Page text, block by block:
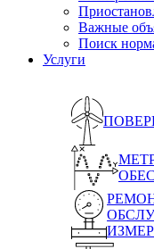
Важные
Поиск
Услуги